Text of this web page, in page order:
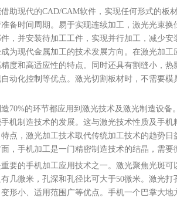
现代的CAD/CAM软件，实现任何形式的板
备时间周期。易于实现连续加工，激光光束
，并安装待加工工件，实现并行加工，减少
为现代金属加工的技术发展方向。在激光加
度和高适应性的特点。同时还具有割缝小，
动化控制等优点。激光切割板材时，不需要
的环节都应用到激光技术及激光制造设备
机制造技术的发展。这与激光技术性质及手
点，激光加工技术取代传统加工技术的趋势
，手机加工是一门精密制造技术的结晶，需要
的手机加工应用技术之一。激光聚焦光斑可
几微米，孔深和孔径比可大于50微米。激光
形小、适用范围广等优点。手机一个巴掌大